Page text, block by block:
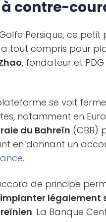
contre-
Persique, ce petit
a tout compris pour
, fondateur et
se voit
notamment en
du Bahreïn (CBB)
en donnant un
.
de principe
légalement
. La Banque